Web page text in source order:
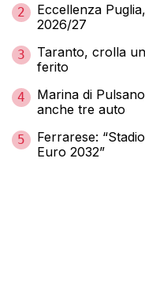
2
Eccellenza
2026/27
3
Taranto, crolla
ferito
4
Marina di
anche tre auto
5
Ferrarese:
Euro 2032”